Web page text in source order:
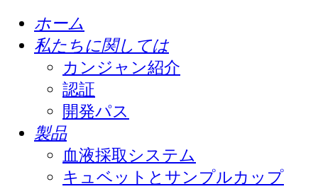
ホーム
私たちに関しては
カンジャン紹介
認証
開発パス
製品
血液採取システム
キュベットとサンプルカップ